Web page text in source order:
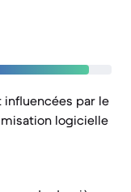
par le
logicielle